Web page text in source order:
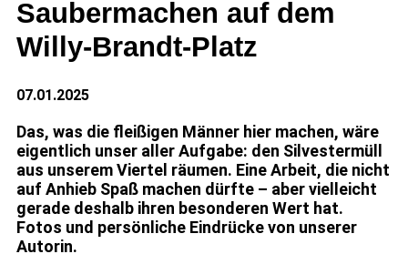
Saubermachen auf dem
Willy-Brandt-Platz
07.01.2025
Das, was die fleißigen Männer hier machen, wäre
eigentlich unser aller Aufgabe: den Silvestermüll
aus unserem Viertel räumen. Eine Arbeit, die nicht
auf Anhieb Spaß machen dürfte – aber vielleicht
gerade deshalb ihren besonderen Wert hat.
Fotos und persönliche Eindrücke von unserer
Autorin.